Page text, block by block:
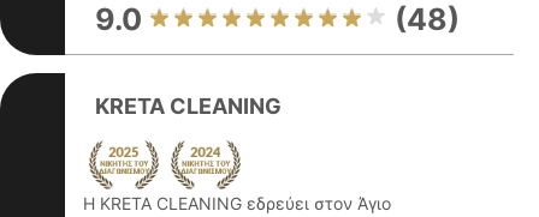
9.0 (48)
KRETA CLEANING
Η KRETA CLEANING εδρεύει στον Άγιο